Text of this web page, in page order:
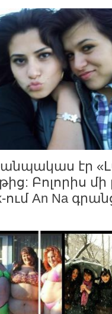
էր
Բոլորիս մի
ում An Na